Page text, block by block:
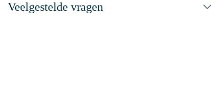
Veelgestelde vragen